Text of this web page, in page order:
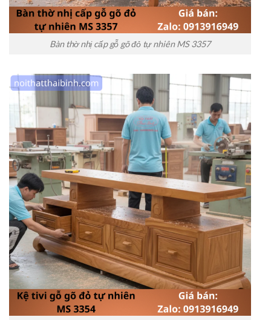
Bàn thờ nhị cấp gỗ gõ đỏ tự nhiên MS 3357